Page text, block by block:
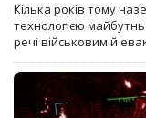
Кілька років тому
технологією
речі військовим й